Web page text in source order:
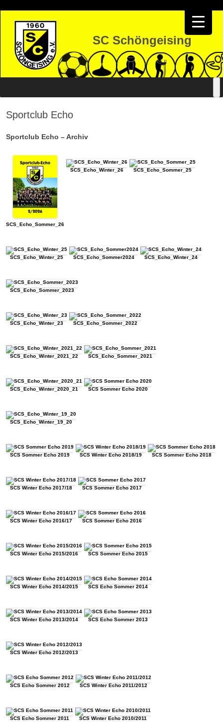
SC Schöngeising
Sportclub Echo
Sportclub Echo – Archiv
SCS_Echo_Sommer_26
SCS_Echo_Winter_26 SCS_Echo_Sommer_25
SCS_Echo_Winter_25 SCS_Echo_Sommer2024 SCS_Echo_Winter_24
SCS_Echo_Sommer_2023
SCS_Echo_Winter_23 SCS_Echo_Sommer_2022
SCS_Echo_Winter_2021_22 SCS_Echo_Sommer_2021
SCS_Echo_Winter_2020_21 SCS Sommer Echo 2020
SCS_Echo_Winter_19_20
SCS Sommer Echo 2019 SCS Winter Echo 2018/19 SCS Sommer Echo 2018
SCS Winter Echo 2017/18 SCS Sommer Echo 2017
SCS Winter Echo 2016/17 SCS Sommer Echo 2016
SCS Winter Echo 2015/2016 SCS Sommer Echo 2015
SCS Winter Echo 2014/2015 SCS Echo Sommer 2014
SCS Winter Echo 2013/2014 SCS Echo Sommer 2013
SCS Winter Echo 2012/2013
SCS Echo Sommer 2012 SCS Winter Echo 2011/2012
SCS Echo Sommer 2011 SCS Winter Echo 2010/2011